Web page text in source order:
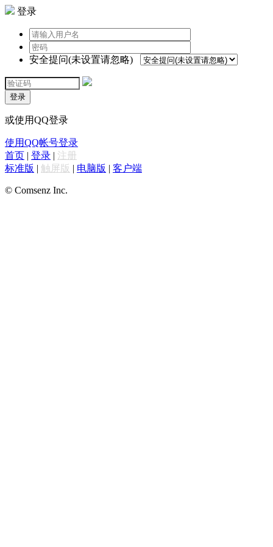
登录
安全提问(未设置请忽略)
登录
或使用QQ登录
使用QQ帐号登录
首页 | 登录 | 注册
标准版 | 触屏版 | 电脑版 | 客户端
© Comsenz Inc.